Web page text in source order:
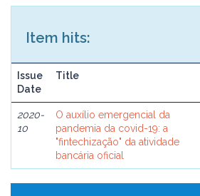
Item hits:
Issue
Date
Title
2020-
10
O auxílio emergencial da
pandemia da covid-19: a
"fintechização" da atividade
bancária oficial